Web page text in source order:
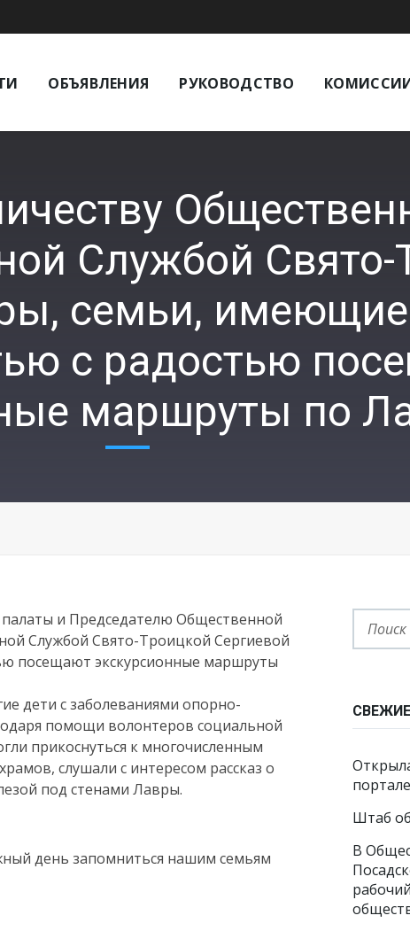
ОБЪЯВЛЕНИЯ РУКОВОДСТВО
Службой Свято-
семьи, имеющие
с радостью
маршруты по
и Председателю Общественной
Службой Свято-Троицкой Сергиевой
посещают экскурсионные маршруты
дети с заболеваниями опорно-
помощи волонтеров социальной
прикоснуться к многочисленным
слушали с интересом рассказ о
под стенами Лавры.
день запомниться нашим семьям
Штаб
В